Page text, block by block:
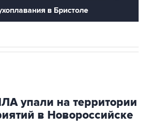
упали на территории
в Новороссийске
INTERFAX.RU - Обломки